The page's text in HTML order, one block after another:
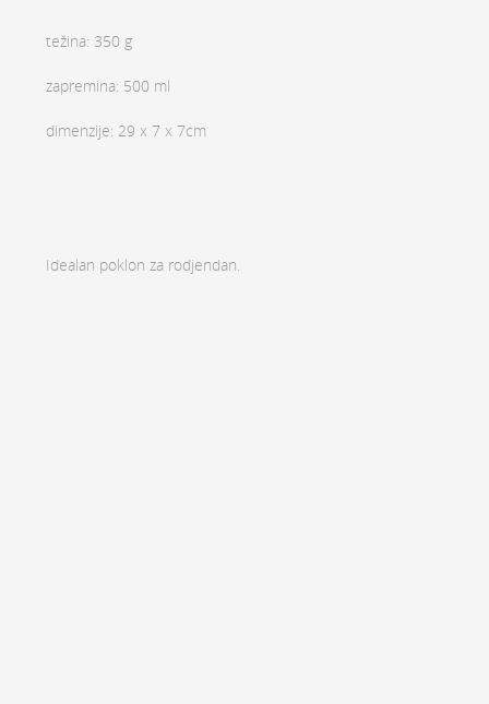
težina: 350 g
zapremina: 500 ml
dimenzije: 29 x 7 x 7cm
Idealan poklon za rodjendan.